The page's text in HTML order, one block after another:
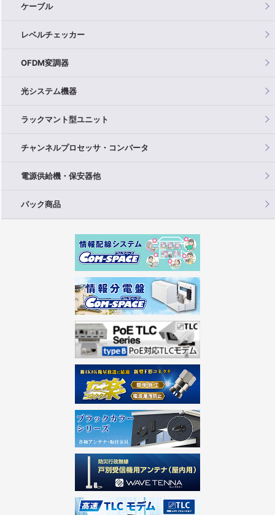
ケーブル
レベルチェッカー
OFDM変調器
光システム機器
ラックマント型ユニット
チャンネルプロセッサ・コンバータ
電源供給機・保安器他
パック商品